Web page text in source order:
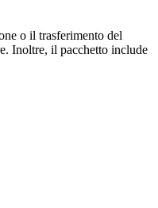
o il trasferimento del
Inoltre, il pacchetto include